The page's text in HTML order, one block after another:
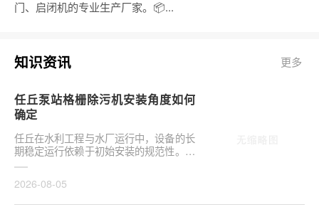
门、启闭机的专业生产厂家。📦...
知识资讯 更多
任丘泵站格栅除污机安装角度如何
确定
任丘在水利工程与水厂运行中，设备的长
期稳定运行依赖于初始安装的规范性。对
于泵站核心拦污设备而言，其倾斜度直接
2026-08-05